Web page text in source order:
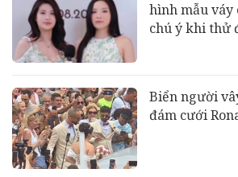
hình mẫu váy
chú ý khi thử
Biển người
đám cưới